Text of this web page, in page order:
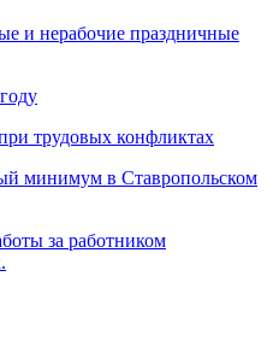
и нерабочие праздничные
трудовых конфликтах
минимум в Ставропольском
за работником